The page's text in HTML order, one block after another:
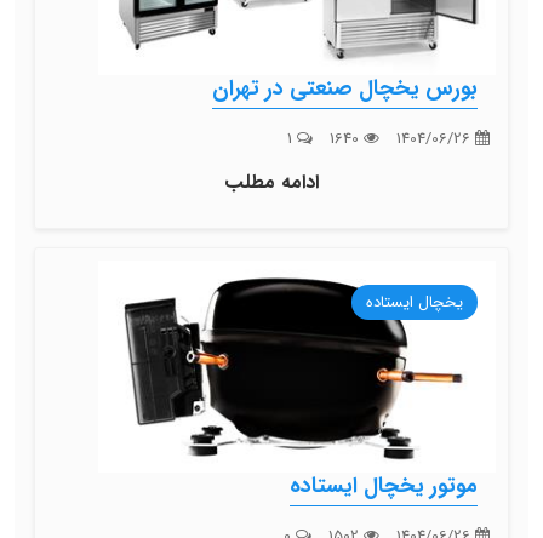
بورس یخچال صنعتی در تهران
ادامه مطلب
یخچال ایستاده
موتور یخچال ایستاده